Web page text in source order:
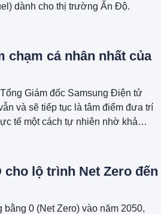
dành cho thị trường Ấn Độ.
chạm cá nhân nhất của
Giám đốc Samsung Điện tử
và sẽ tiếp tục là tâm điểm đưa trí
tế một cách tự nhiên nhờ khả
cho lộ trình Net Zero đến
0 (Net Zero) vào năm 2050,